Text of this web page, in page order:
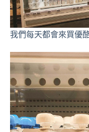
我們每天都會來買優